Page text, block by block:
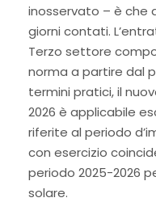
inosservato – è che
giorni contati.
Terzo settore
norma a partire dal
termini pratici, il
2026 è applicabile
riferite al periodo
con esercizio
periodo 2025-2026
solare.